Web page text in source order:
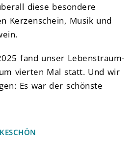
diese besondere
Kerzenschein, Musik und
fand unser Lebenstraum-
vierten Mal statt. Und wir
Es war der schönste